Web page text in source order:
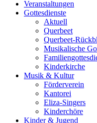
Veranstaltungen
Gottesdienste
Aktuell
Querbeet
Querbeet-
Musikalische
Kinderkirche
Musik & Kultur
Förderverein
Kantorei
Eliza-Singers
Kinderchöre
Kinder & Jugend